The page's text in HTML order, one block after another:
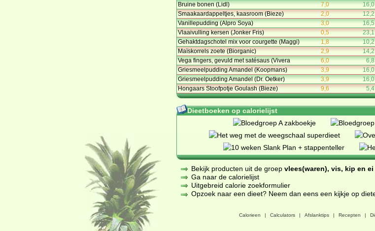
Bruine bonen (Lidl)
7,0 16,0
Smaakaardappeltjes, kaasroom (Bieze)
2,0 12,2
Vanillepudding (Alpro Soya)
3,0 16,5
Vlaaivulling kersen (Jonker Fris)
0,5 23,1
Gehaktdagschotel mix voor courgette (Maggi)
1,8 10,2
Maïskorrels zoete (Biorganic)
2,9 14,2
Vega fingers, gevuld met satésaus (Vivera
6,0 6,8
Griesmeelpudding Amandel (Koopmans)
3,9 16,0
Griesmeelpudding Amandel (Dr. Oetker)
3,9 16,0
Hongaars Stoofpotje Goulash (Bieze)
9,6 5,4
Dieetboeken op calorielijst
Bekijk producten uit de groep vlees(waren), vis, kip en ei
Ga naar de calorielijst
Uitgebreid calorie zoekformulier
Opzoek naar een dieet? Neem dan eens een kijkje op
Calorieen | Calculators | Afslanktips | Recepten |